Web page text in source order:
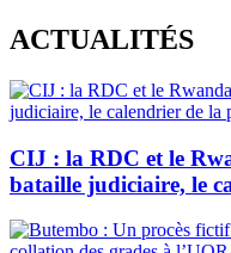
Skip
to
content
ACTUALITÉS
CIJ : la RDC et le
bataille judiciaire, le